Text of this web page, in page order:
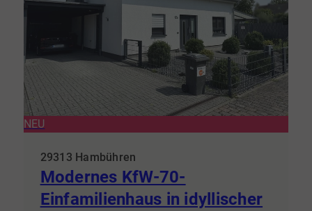
NEU
29313 Hambühren
Modernes KfW-70-
Einfamilienhaus in idyllischer